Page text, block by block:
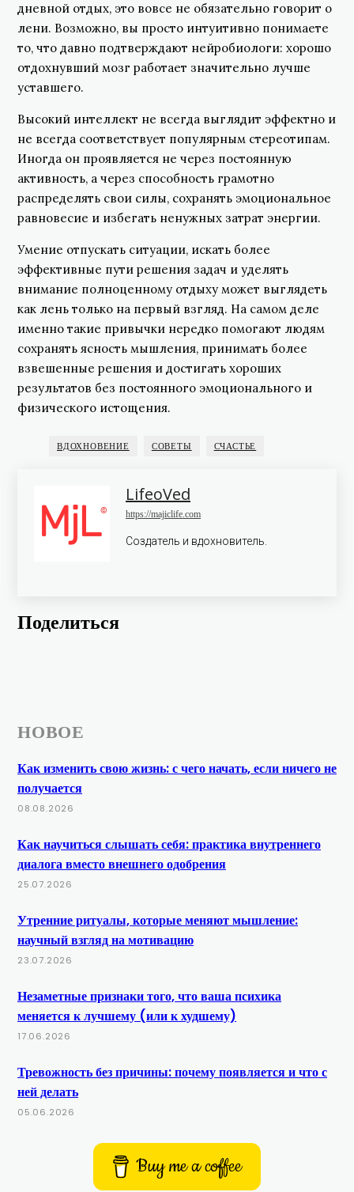
дневной отдых, это вовсе не обязательно говорит о
лени. Возможно, вы просто интуитивно понимаете
то, что давно подтверждают нейробиологи: хорошо
отдохнувший мозг работает значительно лучше
уставшего.
Высокий интеллект не всегда выглядит эффектно и
не всегда соответствует популярным стереотипам.
Иногда он проявляется не через постоянную
активность, а через способность грамотно
распределять свои силы, сохранять эмоциональное
равновесие и избегать ненужных затрат энергии.
Умение отпускать ситуации, искать более
эффективные пути решения задач и уделять
внимание полноценному отдыху может выглядеть
как лень только на первый взгляд. На самом деле
именно такие привычки нередко помогают людям
сохранять ясность мышления, принимать более
взвешенные решения и достигать хороших
результатов без постоянного эмоционального и
физического истощения.
ВДОХНОВЕНИЕ СОВЕТЫ СЧАСТЬЕ
LifeoVed
https://majiclife.com
Создатель и вдохновитель.
Поделиться
НОВОЕ
Как изменить свою жизнь: с чего начать, если ничего не
получается
08.08.2026
Как научиться слышать себя: практика внутреннего
диалога вместо внешнего одобрения
25.07.2026
Утренние ритуалы, которые меняют мышление:
научный взгляд на мотивацию
23.07.2026
Незаметные признаки того, что ваша психика
меняется к лучшему (или к худшему)
17.06.2026
Тревожность без причины: почему появляется и что с
ней делать
05.06.2026
Buy me a coffee